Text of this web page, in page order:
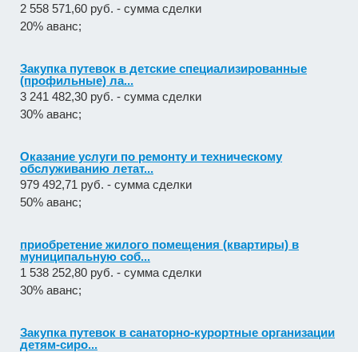
2 558 571,60 руб. - сумма сделки
20% аванс;
Закупка путевок в детские специализированные
(профильные) ла...
3 241 482,30 руб. - сумма сделки
30% аванс;
Оказание услуги по ремонту и техническому
обслуживанию летат...
979 492,71 руб. - сумма сделки
50% аванс;
приобретение жилого помещения (квартиры) в
муниципальную соб...
1 538 252,80 руб. - сумма сделки
30% аванс;
Закупка путевок в санаторно-курортные организации
детям-сиро...